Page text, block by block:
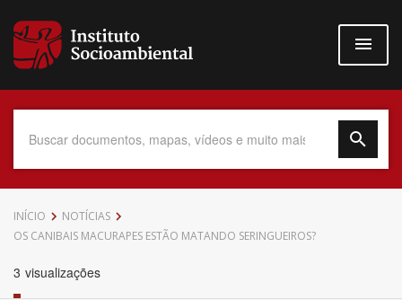
para
conteúdo
Data do Documento
INÍCIO
NOTÍCIAS
OS CANIBAIS MACURAPES ESTÃO MATANDO SERINGUEIROS?
3 visualizações